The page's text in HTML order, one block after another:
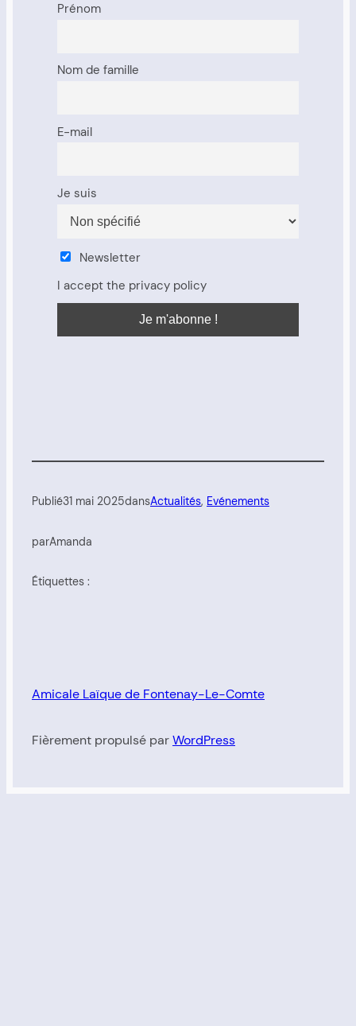
Prénom
Nom de famille
E-mail
Je suis
Newsletter
I accept the privacy policy
Publié31 mai 2025dansActualités, Evénements
parAmanda
Étiquettes :
Amicale Laïque de Fontenay-Le-Comte
Fièrement propulsé parWordPress